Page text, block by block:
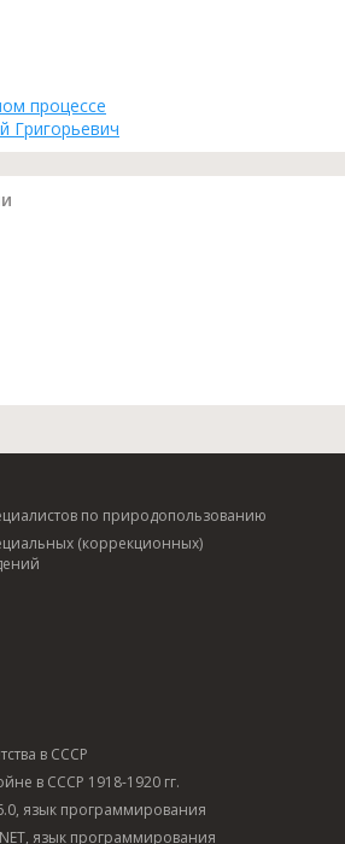
процессе
Григорьевич
по природопользованию
(коррекционных)
в СССР
в СССР 1918-1920 гг.
6.0, язык программирования
.NET, язык программирования